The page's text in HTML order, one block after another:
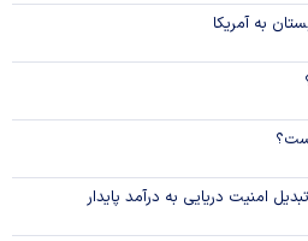
به آمریکا
امنیت دریایی به درآمد پایدار